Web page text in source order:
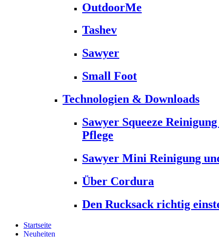
OutdoorMe
Tashev
Sawyer
Small Foot
Technologien & Downloads
Sawyer Squeeze
Pflege
Sawyer Mini Reinigung
Über Cordura
Den Rucksack richtig
Startseite
Neuheiten